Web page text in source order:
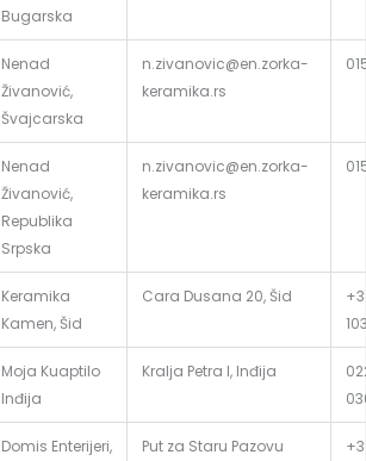
Bugarska
Nenad
Živanović,
Švajcarska
n.zivanovic@en.zorka-
keramika.rs
Nenad
Živanović,
Republika
Srpska
n.zivanovic@en.zorka-
keramika.rs
Keramika
Kamen, Šid
Cara Dusana 20, Šid
Moja Kuaptilo
Inđija
Kralja Petra I, Inđija
Domis Enterijeri,
Put za Staru Pazovu